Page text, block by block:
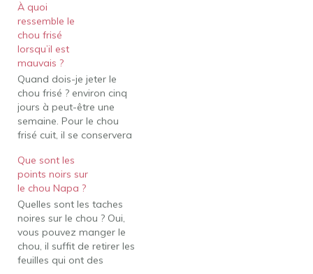
ce vert feuillu peut se
conserver jusqu'à deux
semaines au
réfrigérateur. Bien sûr, le
temps passé de la ferme
au supermarché doit être
pris en compte.…
À quoi
ressemble le
chou frisé
lorsqu’il est
mauvais ?
Quand dois-je jeter le
chou frisé ? environ cinq
jours à peut-être une
semaine. Pour le chou
frisé cuit, il se conservera
pendant environ 3 à 4
jours. C'est si vous le
stockez correctement,
bien sûr. Durée de
conservation du chou
frisé.Chou frisé en sac
(ouvert) 5…
Que sont les
points noirs sur
le chou Napa ?
Quelles sont les taches
noires sur le chou ? Oui,
vous pouvez manger le
chou, il suffit de retirer les
feuilles qui ont des